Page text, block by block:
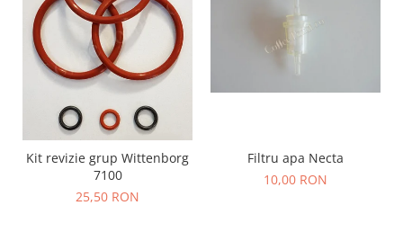
Kit revizie grup Wittenborg
7100
25,50 RON
Filtru apa Necta
10,00 RON